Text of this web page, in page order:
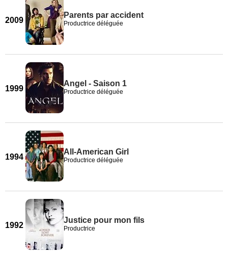
2009
Parents par accident
Productrice déléguée
1999
Angel - Saison 1
Productrice déléguée
1994
All-American Girl
Productrice déléguée
1992
Justice pour mon fils
Productrice